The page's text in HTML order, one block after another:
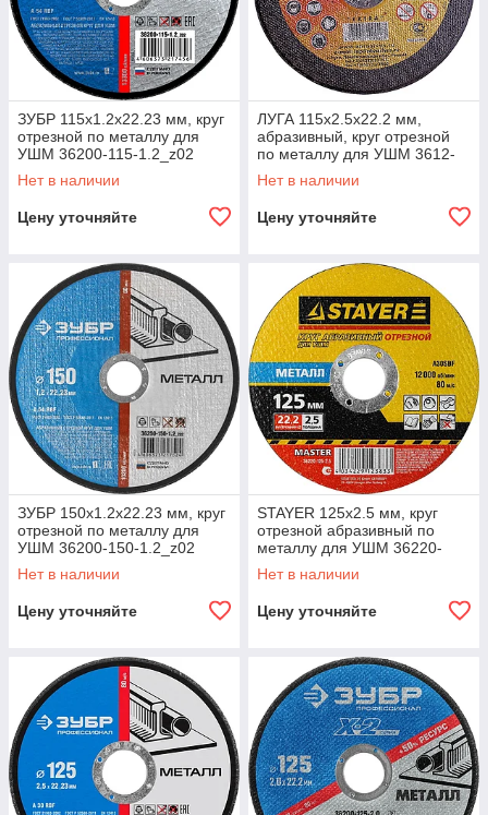
ЗУБР 115х1.2х22.23 мм, круг
отрезной по металлу для
УШМ 36200-115-1.2_z02
Профессионал
Нет в наличии
Цену уточняйте
ЛУГА 115х2.5х22.2 мм,
абразивный, круг отрезной
по металлу для УШМ 3612-
115-2,5
Нет в наличии
Цену уточняйте
ЗУБР 150х1.2х22.23 мм, круг
отрезной по металлу для
УШМ 36200-150-1.2_z02
Профессионал
Нет в наличии
Цену уточняйте
STAYER 125х2.5 мм, круг
отрезной абразивный по
металлу для УШМ 36220-
125-2.5_z01 Master
Нет в наличии
Цену уточняйте